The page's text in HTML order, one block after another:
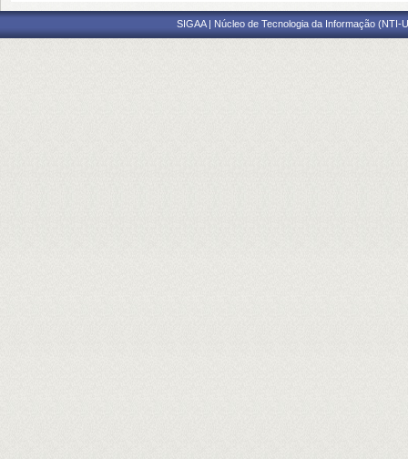
SIGAA | Núcleo de Tecnologia da Informação